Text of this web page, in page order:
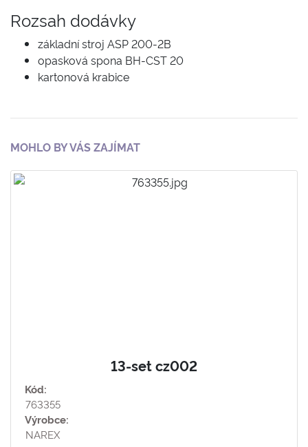
Rozsah dodávky
základní stroj ASP 200-2B
opasková spona BH-CST 20
kartonová krabice
MOHLO BY VÁS ZAJÍMAT
13-set cz002
Kód:
763355
Výrobce:
NAREX